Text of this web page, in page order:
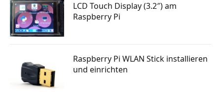
LCD Touch Display (3.2″) am
Raspberry Pi
Raspberry Pi WLAN Stick installieren
und einrichten